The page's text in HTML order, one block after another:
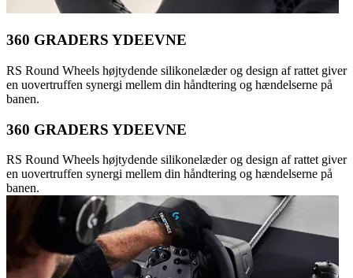
360 GRADERS YDEEVNE
RS Round Wheels højtydende silikonelæder og design af rattet giver
en uovertruffen synergi mellem din håndtering og hændelserne på
banen.
360 GRADERS YDEEVNE
RS Round Wheels højtydende silikonelæder og design af rattet giver
en uovertruffen synergi mellem din håndtering og hændelserne på
banen.